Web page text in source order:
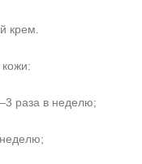
крем.
раза в неделю;